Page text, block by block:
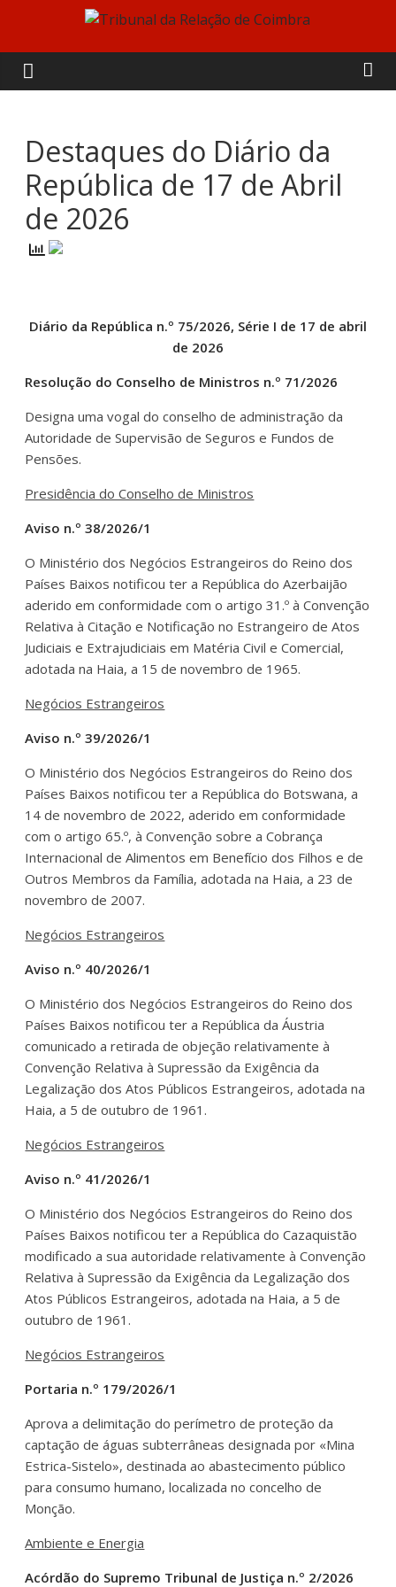
content
Tribunal
da
Relação
de
Coimbra
Destaques do Diário da
República de 17 de Abril
de 2026
Diário da República n.º 75/2026, Série I de 17 de abril
de 2026
Resolução do Conselho de Ministros n.º 71/2026
Designa uma vogal do conselho de administração da
Autoridade de Supervisão de Seguros e Fundos de
Pensões.
Presidência do Conselho de Ministros
Aviso n.º 38/2026/1
O Ministério dos Negócios Estrangeiros do Reino dos
Países Baixos notificou ter a República do Azerbaijão
aderido em conformidade com o artigo 31.º à Convenção
Relativa à Citação e Notificação no Estrangeiro de Atos
Judiciais e Extrajudiciais em Matéria Civil e Comercial,
adotada na Haia, a 15 de novembro de 1965.
Negócios Estrangeiros
Aviso n.º 39/2026/1
O Ministério dos Negócios Estrangeiros do Reino dos
Países Baixos notificou ter a República do Botswana, a
14 de novembro de 2022, aderido em conformidade
com o artigo 65.º, à Convenção sobre a Cobrança
Internacional de Alimentos em Benefício dos Filhos e de
Outros Membros da Família, adotada na Haia, a 23 de
novembro de 2007.
Negócios Estrangeiros
Aviso n.º 40/2026/1
O Ministério dos Negócios Estrangeiros do Reino dos
Países Baixos notificou ter a República da Áustria
comunicado a retirada de objeção relativamente à
Convenção Relativa à Supressão da Exigência da
Legalização dos Atos Públicos Estrangeiros, adotada na
Haia, a 5 de outubro de 1961.
Negócios Estrangeiros
Aviso n.º 41/2026/1
O Ministério dos Negócios Estrangeiros do Reino dos
Países Baixos notificou ter a República do Cazaquistão
modificado a sua autoridade relativamente à Convenção
Relativa à Supressão da Exigência da Legalização dos
Atos Públicos Estrangeiros, adotada na Haia, a 5 de
outubro de 1961.
Negócios Estrangeiros
Portaria n.º 179/2026/1
Aprova a delimitação do perímetro de proteção da
captação de águas subterrâneas designada por «Mina
Estrica-Sistelo», destinada ao abastecimento público
para consumo humano, localizada no concelho de
Monção.
Ambiente e Energia
Acórdão do Supremo Tribunal de Justiça n.º 2/2026